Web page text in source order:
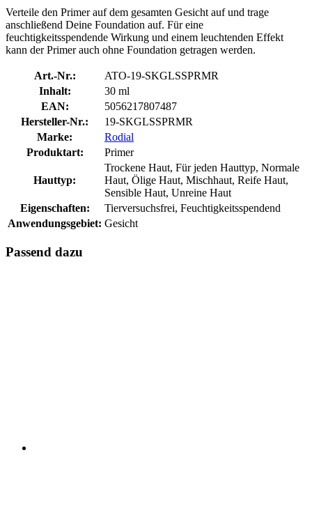
Verteile den Primer auf dem gesamten Gesicht auf und trage
anschließend Deine Foundation auf. Für eine
feuchtigkeitsspendende Wirkung und einem leuchtenden Effekt
kann der Primer auch ohne Foundation getragen werden.
Art.-Nr.:
ATO-19-SKGLSSPRMR
Inhalt:
30 ml
EAN:
5056217807487
Hersteller-Nr.:
19-SKGLSSPRMR
Marke:
Rodial
Produktart:
Primer
Hauttyp:
Trockene Haut, Für jeden Hauttyp, Normale
Haut, Ölige Haut, Mischhaut, Reife Haut,
Sensible Haut, Unreine Haut
Eigenschaften:
Tierversuchsfrei, Feuchtigkeitsspendend
Anwendungsgebiet: Gesicht
Passend dazu